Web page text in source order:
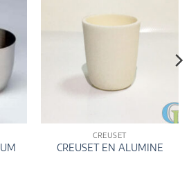
CREUSET
CREUSET EN ALUMINE